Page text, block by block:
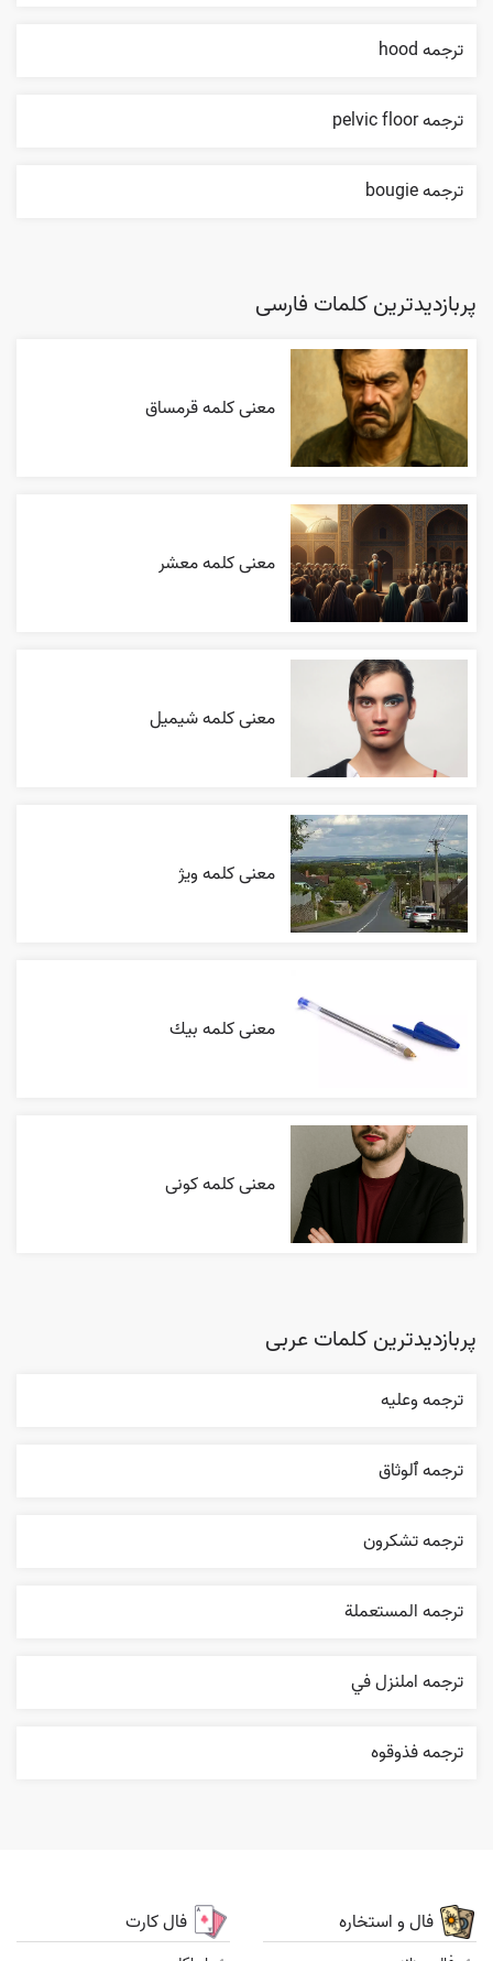
ترجمه hood
ترجمه pelvic floor
ترجمه bougie
پربازدیدترین کلمات فارسی
معنی کلمه قرمساق
معنی کلمه معشر
معنی کلمه شیمیل
معنی کلمه ویژ
معنی کلمه بيك
معنی کلمه کونی
پربازدیدترین کلمات عربی
ترجمه وعليه
ترجمه ٱلوثاق
ترجمه تشکرون
ترجمه المستعملة
ترجمه املنزل في
ترجمه فذوقوه
فال و استخاره فال کارت